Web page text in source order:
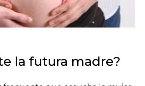
la futura madre?